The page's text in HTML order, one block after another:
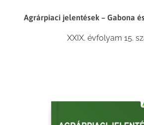
Agrárpiaci jelentések – Gabona
XXIX. évfolyam 15.